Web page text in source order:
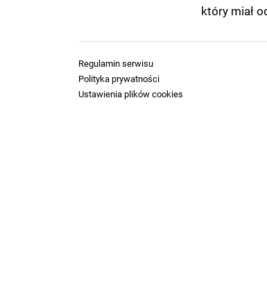
który miał
Regulamin serwisu
Polityka prywatności
Ustawienia plików cookies